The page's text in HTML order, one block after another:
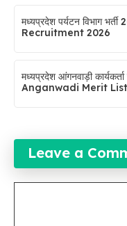
मध्यप्रदेश पर्यटन विभाग
Recruitment 2026
मध्यप्रदेश आंगनवाड़ी
Anganwadi Merit
Leave a